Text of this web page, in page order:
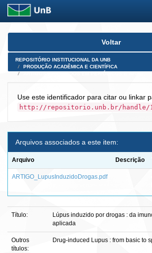
Skip
Voltar
REPOSITÓRIO INSTITUCIONAL DA UNB
PRODUÇÃO ACADÊMICA E CIENTÍFICA
Use este identificador para citar ou linkar
http://repositorio.unb.br/handle/
Arquivos associados a este item:
Arquivo Descrição
ARTIGO_LupusInduzidoDrogas.pdf
Título:
Lúpus induzido por drogas : da
aplicada
Outros
títulos:
Drug-induced Lupus : from basic to